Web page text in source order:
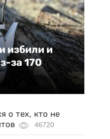
избили и
за 170
о тех, кто не
46720